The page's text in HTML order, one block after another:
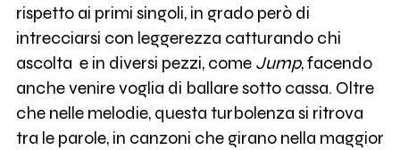
rispetto ai primi singoli, in grado però di
intrecciarsi con leggerezza catturando chi
ascolta e in diversi pezzi, come Jump, facendo
anche venire voglia di ballare sotto cassa. Oltre
che nelle melodie, questa turbolenza si ritrova
tra le parole, in canzoni che girano nella maggior